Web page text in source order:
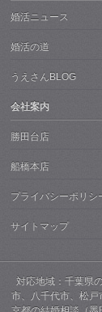
婚活ニュース
婚活の道
うえさんBLOG
会社案内
勝田台店
船橋本店
プライバシーポリシ
サイトマップ
対応地域：千葉県
市、八千代市、松